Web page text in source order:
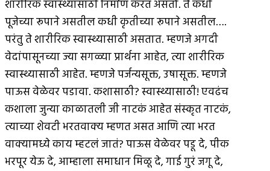
शारीरिक स्वास्थ्यासाठी निर्माण करत असतो. ते कधी
पूजेच्या रूपाने असतील कधी कृतीच्या रूपाने असतील….
परंतु ते शारीरिक स्वास्थ्यासाठी असतात. म्हणजे अगदी
वेदांपासूनच्या ज्या सगळ्या प्रार्थना आहेत, त्या शारीरिक
स्वास्थ्यासाठी आहेत. म्हणजे पर्जन्यसूक्त, उषासूक्त. म्हणजे
पाऊस वेळेवर पडावा. कशासाठी? स्वास्थ्यासाठी! एवढंच
कशाला जुन्या काळातली जी नाटकं आहेत संस्कृत नाटकं,
त्याच्या शेवटी भरतवाक्य म्हणत असत आणि त्या भरत
वाक्यामध्ये काय म्हटलं जातं? पाऊस वेळेवर पडू दे, पीक
भरपूर येऊ दे, आम्हाला समाधान मिळू दे, गाई गुरं जगू दे,